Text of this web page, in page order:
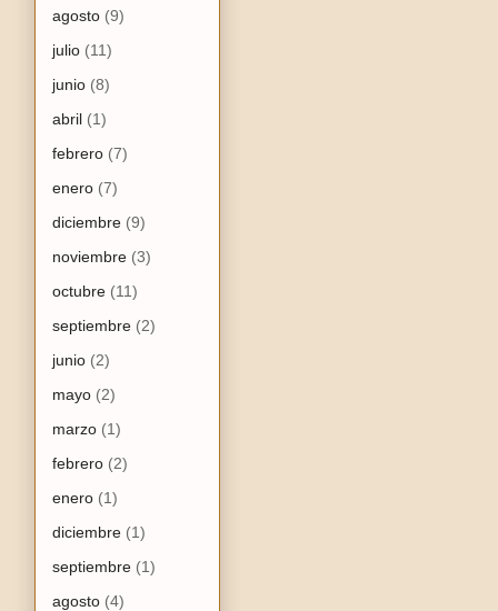
agosto (9)
julio (11)
junio (8)
abril (1)
febrero (7)
enero (7)
diciembre (9)
noviembre (3)
octubre (11)
septiembre (2)
junio (2)
mayo (2)
marzo (1)
febrero (2)
enero (1)
diciembre (1)
septiembre (1)
agosto (4)